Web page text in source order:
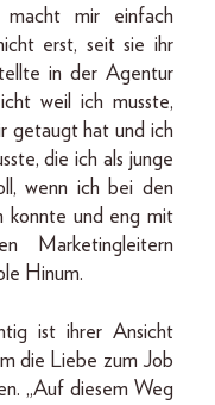
mir einfach
erst, seit sie ihr
in der Agentur
weil ich musste,
getaugt hat und ich
die ich als junge
wenn ich bei den
konnte und eng mit
Marketingleitern
Hinum.
ist ihrer Ansicht
die Liebe zum Job
„Auf diesem Weg